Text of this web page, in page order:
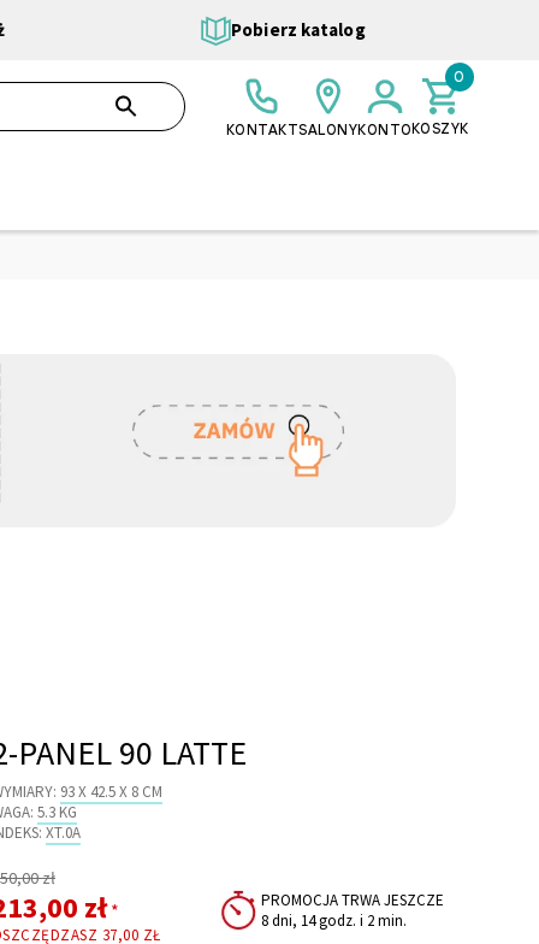
Pobierz katalog
SZUKAJ
KONTAKTSALONYKONTOKOSZYK
0,00 ZŁ
0
PANEL 90 LATTE
93 X 42.5 X 8 CM
5.3 KG
XT.0A
zł
zł *
37,00 ZŁ
PROMOCJA TRWA JESZCZE
8 dni, 14 godz. i 2 min.